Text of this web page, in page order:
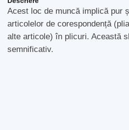
Acest loc de muncă implică pur
articolelor de corespondență
alte articole) în plicuri. Această
semnificativ.